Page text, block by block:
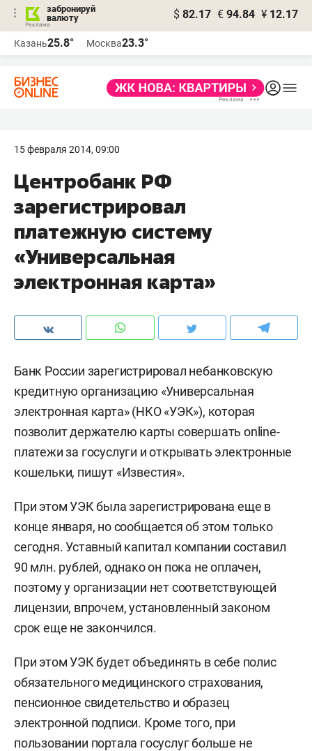
забронируй
валюту
$ 82.17 € 94.84 ¥ 12.17
Казань25.8° Москва23.3°
15 февраля 2014, 09:00
Центробанк РФ
зарегистрировал
платежную систему
«Универсальная
электронная карта»
Банк России зарегистрировал небанковскую
кредитную организацию «Универсальная
электронная карта» (НКО «УЭК»), которая
позволит держателю карты совершать online-
платежи за госуслуги и открывать электронные
кошельки, пишут «Известия».
При этом УЭК была зарегистрирована еще в
конце января, но сообщается об этом только
сегодня. Уставный капитал компании составил
90 млн. рублей, однако он пока не оплачен,
поэтому у организации нет соответствующей
лицензии, впрочем, установленный законом
срок еще не закончился.
При этом УЭК будет объединять в себе полис
обязательного медицинского страхования,
пенсионное свидетельство и образец
электронной подписи. Кроме того, при
пользовании портала госуслуг больше не